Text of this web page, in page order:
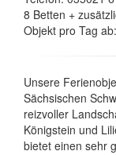
8 Betten +
Objekt pro Tag ab:
Unsere
Sächsischen
reizvoller
Königstein und
bietet einen sehr